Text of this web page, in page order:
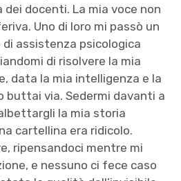
dei docenti. La mia voce non
Uno di loro mi passò un
assistenza psicologica
di risolvere la mia
data la mia intelligenza e la
buttai via. Sedermi davanti a
la mia storia
cartellina era ridicolo.
ripensandoci mentre mi
e nessuno ci fece caso